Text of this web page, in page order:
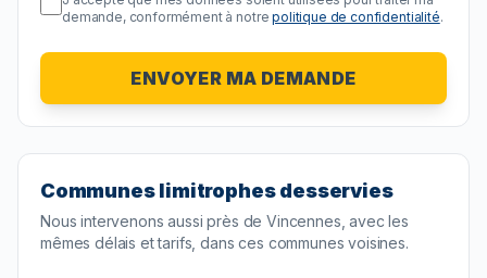
demande, conformément à notre politique de confidentialité.
ENVOYER MA DEMANDE
Communes limitrophes desservies
Nous intervenons aussi près deVincennes , avec les
mêmes délais et tarifs, dans ces communes voisines.